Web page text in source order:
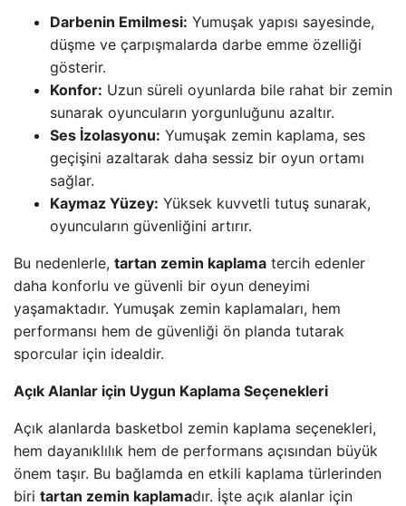
Darbenin Emilmesi: Yumuşak yapısı sayesinde,
düşme ve çarpışmalarda darbe emme özelliği
gösterir.
Konfor: Uzun süreli oyunlarda bile rahat bir zemin
sunarak oyuncuların yorgunluğunu azaltır.
Ses İzolasyonu: Yumuşak zemin kaplama, ses
geçişini azaltarak daha sessiz bir oyun ortamı
sağlar.
Kaymaz Yüzey: Yüksek kuvvetli tutuş sunarak,
oyuncuların güvenliğini artırır.
Bu nedenlerle, tartan zemin kaplama tercih edenler
daha konforlu ve güvenli bir oyun deneyimi
yaşamaktadır. Yumuşak zemin kaplamaları, hem
performansı hem de güvenliği ön planda tutarak
sporcular için idealdir.
Açık Alanlar için Uygun Kaplama Seçenekleri
Açık alanlarda basketbol zemin kaplama seçenekleri,
hem dayanıklılık hem de performans açısından büyük
önem taşır. Bu bağlamda en etkili kaplama türlerinden
biri tartan zemin kaplamadır. İşte açık alanlar için